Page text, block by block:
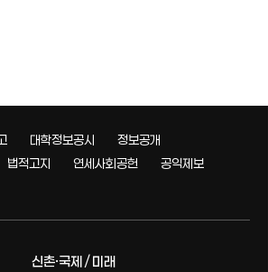
대학정보공시
정보공개
법적고지 연세사회공헌
공익제보
신촌·국제 / 미래